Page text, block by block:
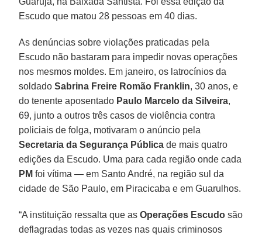
Escudo que matou 28 pessoas em 40 dias.
As denúncias sobre violações praticadas pela
Escudo não bastaram para impedir novas operações
nos mesmos moldes. Em janeiro, os latrocínios da
soldadoSabrina Freire Romão Franklin, 30 anos, e
do tenente aposentado Paulo Marcelo da Silveira,
69, junto a outros três casos de violência contra
policiais de folga, motivaram o anúncio pela
Secretaria da Segurança Pública de mais quatro
edições da Escudo. Uma para cada região onde cada
PM foi vítima — em Santo André, na região sul da
cidade de São Paulo, em Piracicaba e em Guarulhos.
“A instituição ressalta que asOperações Escudo são
deflagradas todas as vezes nas quais criminosos